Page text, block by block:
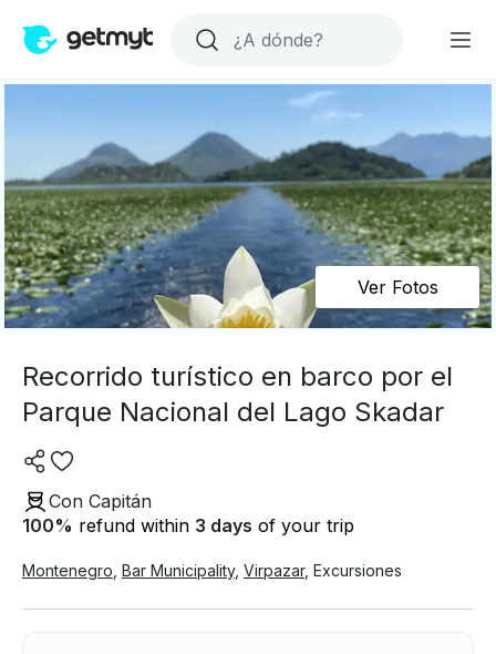
Ver Fotos
Recorrido turístico en barco por el
Parque Nacional del Lago Skadar
Con Capitán
100% refund within 3 days of your trip
Montenegro Bar Municipality, Virpazar, Excursiones